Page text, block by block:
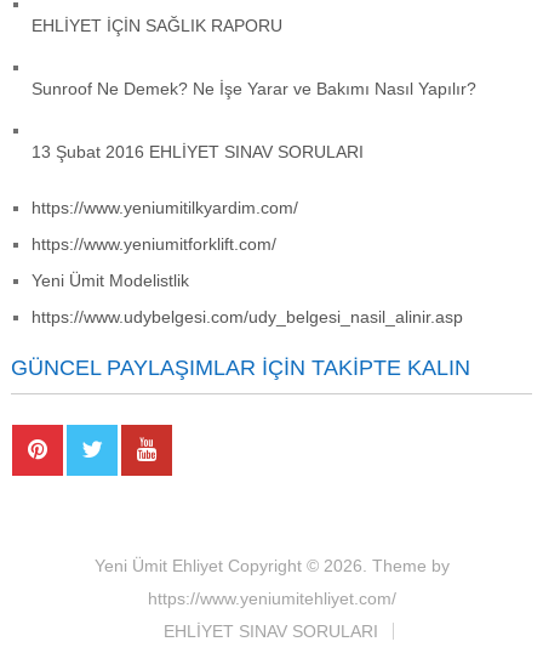
EHLİYET İÇİN SAĞLIK RAPORU
Sunroof Ne Demek? Ne İşe Yarar ve Bakımı Nasıl Yapılır?
13 Şubat 2016 EHLİYET SINAV SORULARI
https://www.yeniumitilkyardim.com/
https://www.yeniumitforklift.com/
Yeni Ümit Modelistlik
https://www.udybelgesi.com/udy_belgesi_nasil_alinir.asp
GÜNCEL PAYLAŞIMLAR İÇIN TAKIPTE KALIN
Yeni Ümit EhliyetCopyright © 2026. Theme by
https://www.yeniumitehliyet.com/
EHLİYET SINAV SORULARI